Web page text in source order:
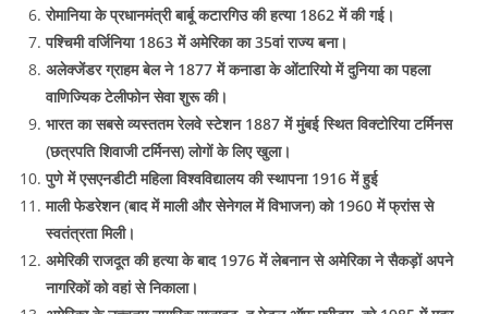
रोमानिया के प्रधानमंत्री बार्बू कटारगिउ की हत्या 1862 में की गई।
पश्चिमी वर्जिनिया 1863 में अमेरिका का 35वां राज्य बना।
अलेक्जेंडर ग्राहम बेल ने 1877 में कनाडा के ओंटारियो में दुनिया का पहला
वाणिज्यिक टेलीफोन सेवा शुरू की।
भारत का सबसे व्यस्ततम रेलवे स्टेशन 1887 में मुंबई स्थित विक्टोरिया टर्मिनस
(छत्रपति शिवाजी टर्मिनस) लोगों के लिए खुला।
पुणे में एसएनडीटी महिला विश्वविद्यालय की स्थापना 1916 में हुई
माली फेडरेशन (बाद में माली और सेनेगल में विभाजन) को 1960 में फ्रांस से
स्वतंत्रता मिली।
अमेरिकी राजदूत की हत्या के बाद 1976 में लेबनान से अमेरिका ने सैकड़ों अपने
नागरिकों को वहां से निकाला।